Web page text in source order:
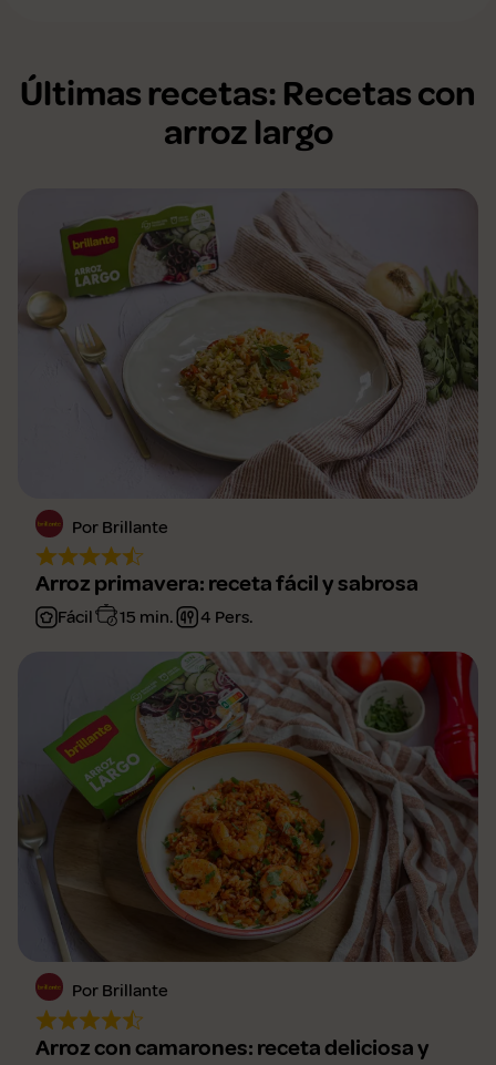
Últimas recetas: Recetas con
arroz largo
Por Brillante
Arroz primavera: receta fácil y sabrosa
Fácil 15 min. 4 Pers.
Por Brillante
Arroz con camarones: receta deliciosa y